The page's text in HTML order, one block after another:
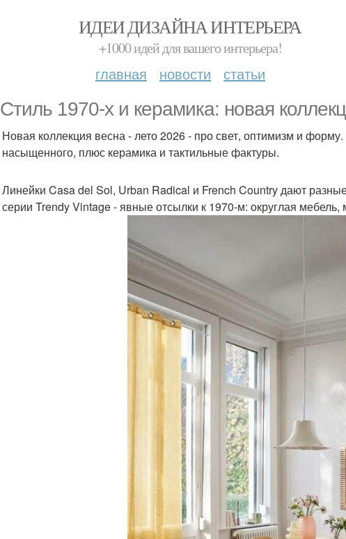
ИДЕИ ДИЗАЙНА ИНТЕРЬЕРА
+1000 идей для вашего интерьера!
главная новости статьи
Стиль 1970-х и керамика: новая
Новая коллекция весна - лето 2026 - про свет, оптимизм и
насыщенного, плюс керамика и тактильные фактуры.
Линейки Casa del Sol, Urban Radical и French Country дают
серии Trendy Vintage - явные отсылки к 1970-м: округлая